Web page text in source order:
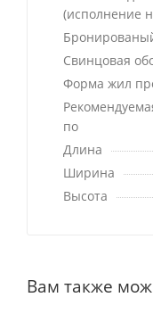
(исполнение
Свинцовая
Форма жил
по
Длина
Ширина
Высота
Вам также